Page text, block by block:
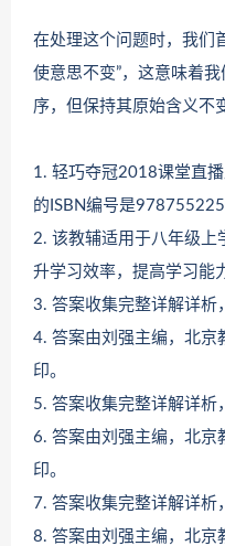
在处理这个问题时，我们
使意思不变”，这意味着
序，但保持其原始含义不
1. 轻巧夺冠2018课堂直
的ISBN编号是
2. 该教辅适用于八年级上
升学习效率，提高学习能
3. 答案收集完整详解详析
4. 答案由刘强主编，北京
印。
5. 答案收集完整详解详析
6. 答案由刘强主编，北京
印。
7. 答案收集完整详解详析
8. 答案由刘强主编，北京